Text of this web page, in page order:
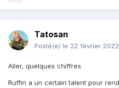
Tatosan
Posté(e) le 22 février 2022
Aller, quelques chiffres
Ruffin a un certain talent pour